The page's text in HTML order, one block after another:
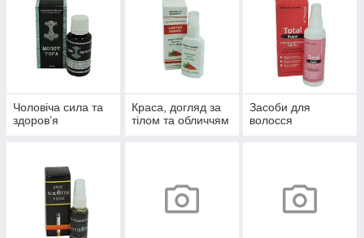
Чоловіча сила та
здоров’я
Краса, догляд за
тілом та обличчям
Засоби для
волосся